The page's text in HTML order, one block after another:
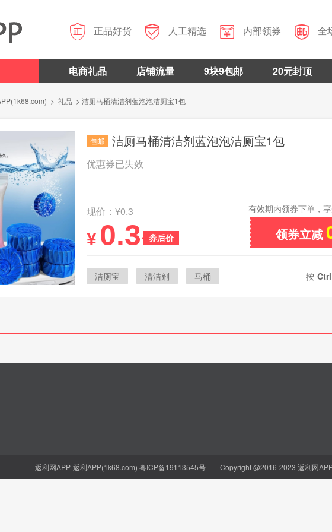
 正品好货  人工精选  内部领券  全
电商礼品 店铺流量 9块9包邮 20元封顶
> 礼品 > 洁厕马桶清洁剂蓝泡泡洁厕宝1包
包邮 洁厕马桶清洁剂蓝泡泡洁厕宝1包
优惠券已失效
现价：¥0.3
券后价
¥ 0.3
有效期内领券下单，
领券立减
洁厕宝 清洁剂
马桶
按
返利网APP-返利APP(1k68.com) 粤ICP备19113545号Copyright @2016-2023 返利网